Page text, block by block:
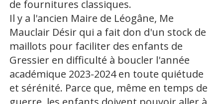
de fournitures classiques.
Il y a l'ancien Maire de Léogâne, Me
Mauclair Désir qui a fait don d'un stock de
maillots pour faciliter des enfants de
Gressier en difficulté à boucler l'année
académique 2023-2024 en toute quiétude
et sérénité. Parce que, même en temps de